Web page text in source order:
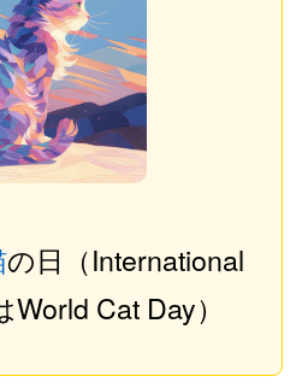
の日（International
Cat Day）